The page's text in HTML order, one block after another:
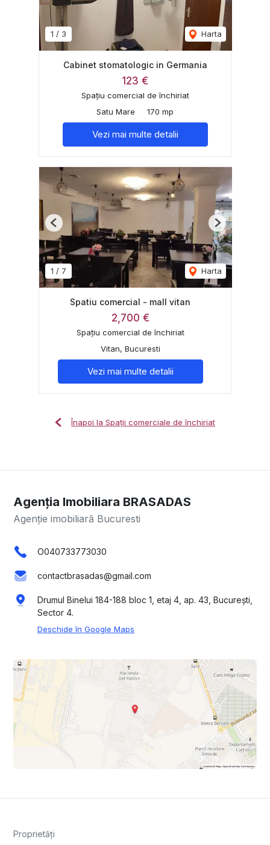
1 / 3 Harta
Cabinet stomatologic in Germania
123 €
Spațiu comercial de închiriat
Satu Mare
170 mp
Vezi mai multe detalii
1 / 7 Harta
Previous Next
Spatiu comercial - mall vitan
2,700 €
Spațiu comercial de închiriat
Vitan, Bucuresti
Vezi mai multe detalii
Înapoi la Spații comerciale de închiriat
Agenția Imobiliara BRASADAS
Agenție imobiliară Bucuresti
O040733773030
contactbrasadas@gmail.com
Drumul Binelui 184-188 bloc 1, etaj 4, ap. 43, București,
Sector 4.
Deschide în Google Maps
Proprietăți